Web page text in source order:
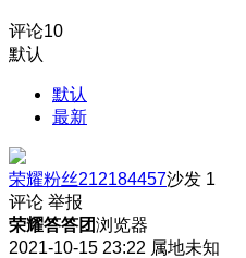
评论10
默认
默认
最新
荣耀粉丝212184457沙发 1
评论 举报
荣耀答答团浏览器
2021-10-15 23:22 属地未知